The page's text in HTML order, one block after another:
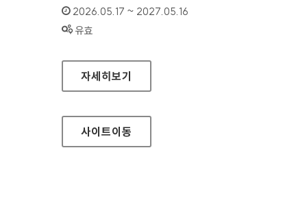
인증기간 :
2026.05.17 ~ 2027.05.16
상태 :
유효
세계법제정보센터
자세히보기
사이트이동